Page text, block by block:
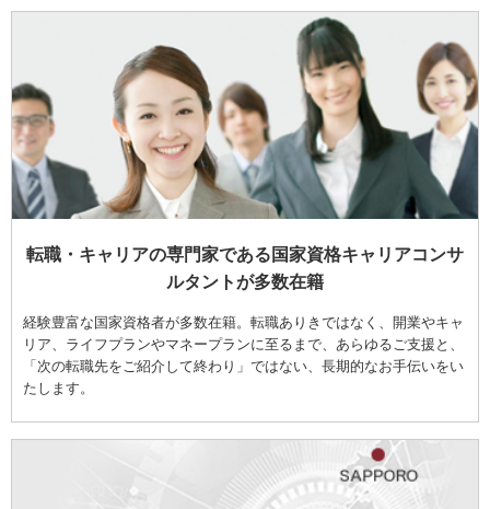
転職・キャリアの専門家である国家資格キャリアコンサ
ルタントが多数在籍
経験豊富な国家資格者が多数在籍。転職ありきではなく、開業やキャ
リア、ライフプランやマネープランに至るまで、あらゆるご支援と、
「次の転職先をご紹介して終わり」ではない、長期的なお手伝いをい
たします。